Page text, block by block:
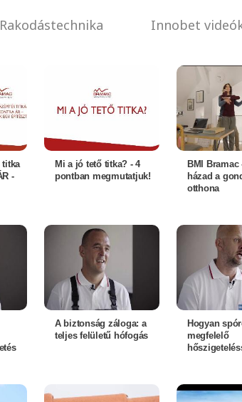
Innobet
titka
-
Mi a jó tető titka? - 4
pontban megmutatjuk!
BMI Bramac
házad a
otthona
A biztonság záloga: a
teljes felületű hófogás
Hogyan
megfelelő